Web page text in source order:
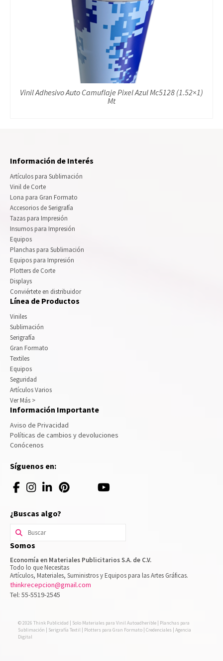
Vinil Adhesivo Auto Camuflaje Pixel Azul Mc5128 (1.52×1)
Mt
Información de Interés
Artículos para Sublimación
Vinil de Corte
Lona para Gran Formato
Accesorios de Serigrafía
Tazas para Impresión
Insumos para Impresión
Equipos
Planchas para Sublimación
Equipos para Impresión
Plotters de Corte
Displays
Conviértete en distribuidor
Línea de Productos
Viniles
Sublimación
Serigrafía
Gran Formato
Textiles
Equipos
Seguridad
Artículos Varios
Ver Más >
Información Importante
Aviso de Privacidad
Políticas de cambios y devoluciones
Conócenos
Síguenos en:
¿Buscas algo?
Buscar
por:
Somos
Economía en Materiales Publicitarios S.A. de C.V.
Todo lo que Necesitas
Artículos, Materiales, Suministros y Equipos para las Artes Gráficas.
thinkrecepcion@gmail.com
Tel: 55-5519-2545
© 2026 Think Publicidad | Solo Materiales para Vinil Autoadherible | Planchas para
Sublimación | Serigrafía Textil | Plotters para Gran Formato | Credenciales | Agencia
Digital